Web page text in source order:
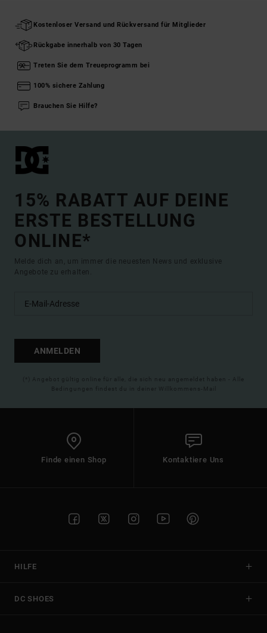
Kostenloser Versand und Rückversand für Mitglieder
Rückgabe innerhalb von 30 Tagen
Treten Sie dem Treueprogramm bei
100% sichere Zahlung
Brauchen Sie Hilfe?
15% RABATT AUF DEINE
ERSTE BESTELLUNG
ONLINE*
Melde dich an, um immer die neuesten News und exklusive
Angebote zu erhalten.
ANMELDEN
(*) Angebot gültig online für alle, die sich neu angemeldet haben - Alle
Bedingungen findest du in deiner Willkommens-Mail
Finde einen Shop Kontaktiere Uns
HILFE
DC SHOES